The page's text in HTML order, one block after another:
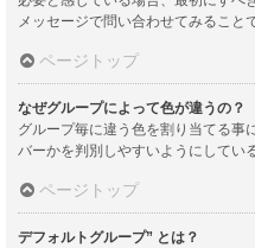
メッセージで問い合わせてみること
ページトップ
なぜグループによって色が違うの？
グループ毎に違う色を割り当てる事
バーかを判別しやすいようにしてい
ページトップ
デフォルトグループ” とは？